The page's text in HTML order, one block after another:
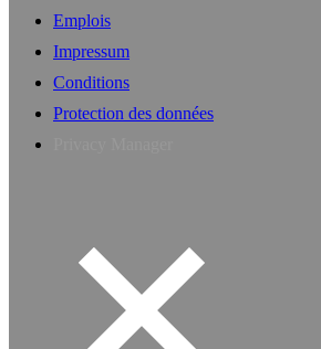
Emplois
Impressum
Conditions
Protection des données